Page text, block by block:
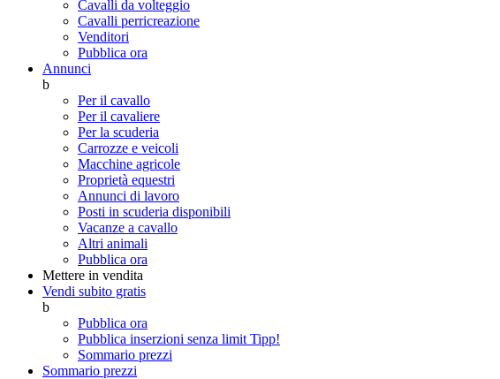
Cavalli da volteggio
Cavalli perricreazione
Venditori
Pubblica ora
Annunci
b
Per il cavallo
Per il cavaliere
Per la scuderia
Carrozze e veicoli
Macchine agricole
Proprietà equestri
Annunci di lavoro
Posti in scuderia disponibili
Vacanze a cavallo
Altri animali
Pubblica ora
Mettere in vendita
Vendi subito gratis
b
Pubblica ora
Pubblica inserzioni senza limit Tipp!
Sommario prezzi
Sommario prezzi